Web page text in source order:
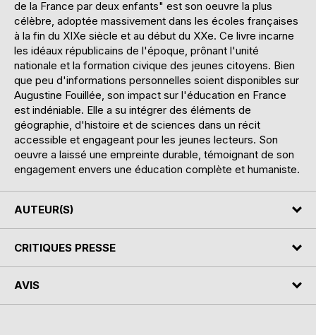
de la France par deux enfants" est son oeuvre la plus
célèbre, adoptée massivement dans les écoles françaises
à la fin du XIXe siècle et au début du XXe. Ce livre incarne
les idéaux républicains de l'époque, prônant l'unité
nationale et la formation civique des jeunes citoyens. Bien
que peu d'informations personnelles soient disponibles sur
Augustine Fouillée, son impact sur l'éducation en France
est indéniable. Elle a su intégrer des éléments de
géographie, d'histoire et de sciences dans un récit
accessible et engageant pour les jeunes lecteurs. Son
oeuvre a laissé une empreinte durable, témoignant de son
engagement envers une éducation complète et humaniste.
AUTEUR(S)
CRITIQUES PRESSE
AVIS